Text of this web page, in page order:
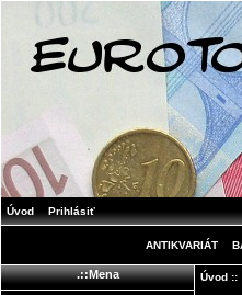
Úvod Prihlásiť
ANTIKVARIÁT
.::Mena Úvod::